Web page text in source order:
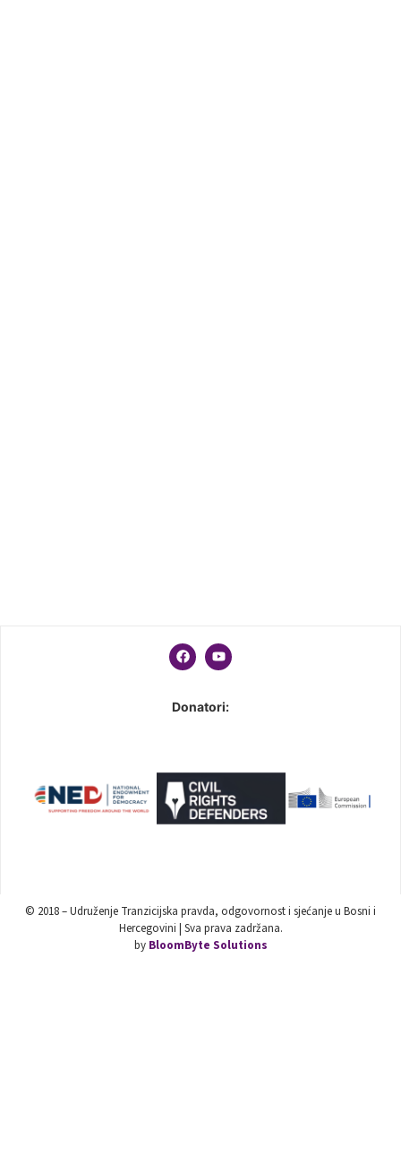
Donatori:
© 2018 – Udruženje Tranzicijska pravda, odgovornost i sjećanje u Bosni i
Hercegovini | Sva prava zadržana.
by BloomByte Solutions